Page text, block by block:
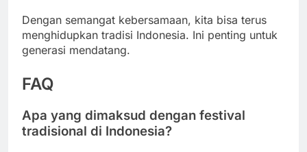
Dengan semangat kebersamaan, kita bisa terus
menghidupkan tradisi Indonesia. Ini penting untuk
generasi mendatang.
FAQ
Apa yang dimaksud dengan festival
tradisional di Indonesia?